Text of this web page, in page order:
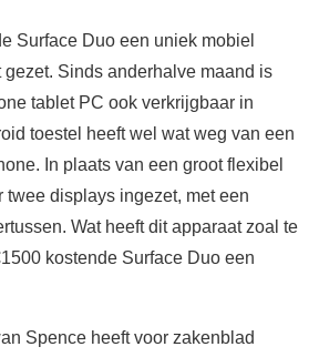
Surface Duo een uniek mobiel
gezet. Sinds anderhalve maand is
tablet PC ook verkrijgbaar in
toestel heeft wel wat weg van een
In plaats van een groot flexibel
twee displays ingezet, met een
Wat heeft dit apparaat zoal te
kostende Surface Duo een
Spence heeft voor zakenblad